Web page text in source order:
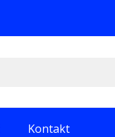
Kontakt